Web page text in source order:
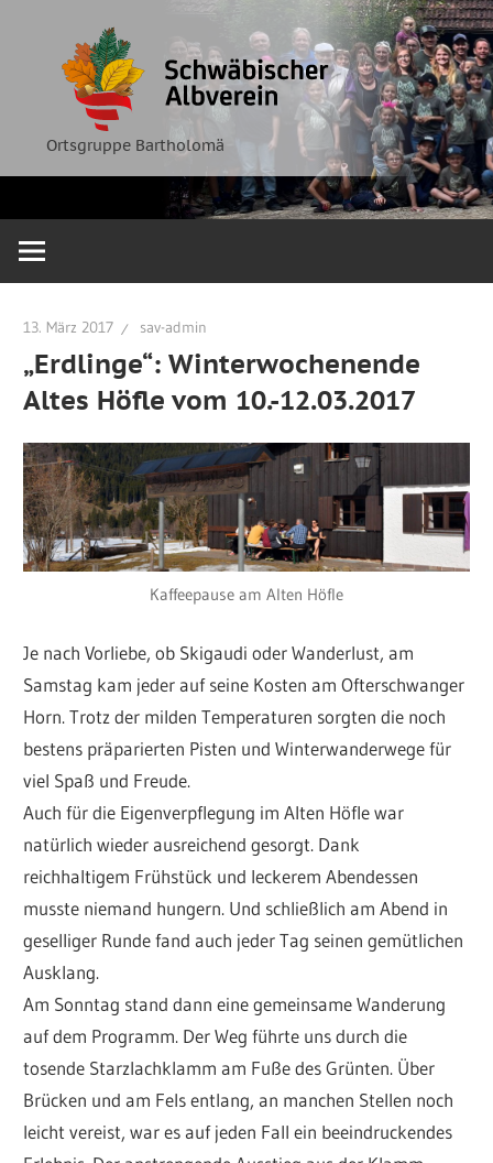
springen
Ortsgruppe Bartholomä
Albverein
Ortsgruppe
Bartholomä
13. März 2017 sav-admin
„Erdlinge“: Winterwochenende
Altes Höfle vom 10.-12.03.2017
Kaffeepause am Alten Höfle
Je nach Vorliebe, ob Skigaudi oder Wanderlust, am
Samstag kam jeder auf seine Kosten am Ofterschwanger
Horn. Trotz der milden Temperaturen sorgten die noch
bestens präparierten Pisten und Winterwanderwege für
viel Spaß und Freude.
Auch für die Eigenverpflegung im Alten Höfle war
natürlich wieder ausreichend gesorgt. Dank
reichhaltigem Frühstück und leckerem Abendessen
musste niemand hungern. Und schließlich am Abend in
geselliger Runde fand auch jeder Tag seinen gemütlichen
Ausklang.
Am Sonntag stand dann eine gemeinsame Wanderung
auf dem Programm. Der Weg führte uns durch die
tosende Starzlachklamm am Fuße des Grünten. Über
Brücken und am Fels entlang, an manchen Stellen noch
leicht vereist, war es auf jeden Fall ein beeindruckendes